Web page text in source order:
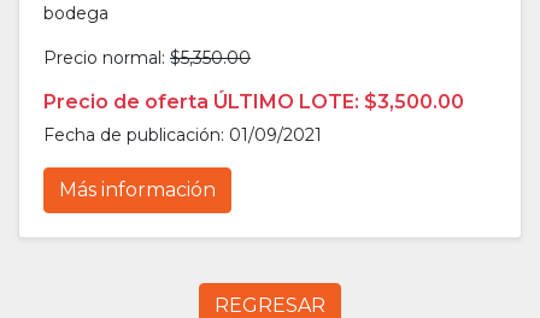
bodega
Precio normal: $5,350.00
Precio de oferta ÚLTIMO LOTE: $3,500.00
Fecha de publicación: 01/09/2021
Más información
REGRESAR